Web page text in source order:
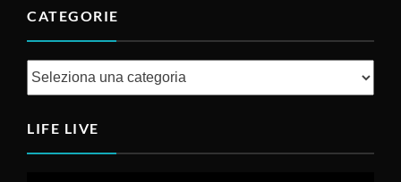
CATEGORIE
Categorie
LIFE LIVE